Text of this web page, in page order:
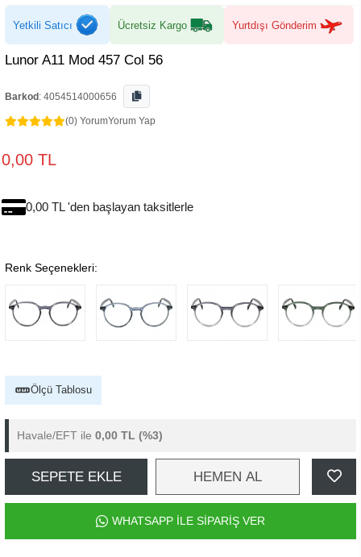
Yetkili Satıcı Ücretsiz Kargo Yurtdışı Gönderim
Lunor A11 Mod 457 Col 56
Barkod : 4054514000656
(0) YorumYorum Yap
0,00 TL
0,00 TL 'den başlayan taksitlerle
Renk Seçenekleri:
Ölçü Tablosu
Havale/EFT ile 0,00 TL (%3)
SEPETE EKLE HEMEN AL
WHATSAPP İLE SİPARİŞ VER